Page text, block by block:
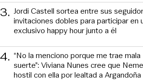
3. Jordi Castell sortea entre sus
invitaciones dobles para participar en
exclusivo happy hour junto a él
4. “No la menciono porque me trae mala
suerte”: Viviana Nunes cree que
hostil con ella por lealtad a Argandoña